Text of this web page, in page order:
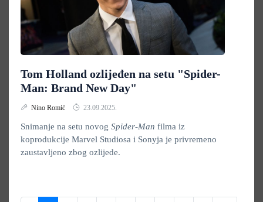
Tom Holland ozlijeđen na setu "Spider-
Man: Brand New Day"
Nino Romić 23.09.2025.
Snimanje na setu novog Spider-Man filma iz
koprodukcije Marvel Studiosa i Sonyja je privremeno
zaustavljeno zbog ozlijede.